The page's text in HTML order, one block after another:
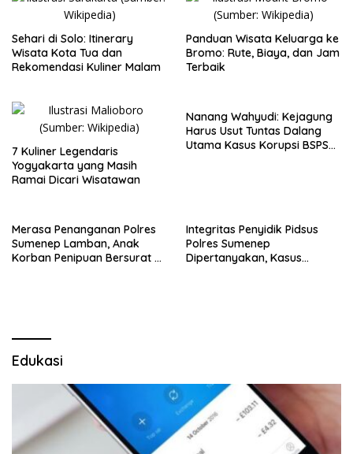
Sehari di Solo: Itinerary
Wisata Kota Tua dan
Rekomendasi Kuliner Malam
Panduan Wisata Keluarga ke
Bromo: Rute, Biaya, dan Jam
Terbaik
7 Kuliner Legendaris
Yogyakarta yang Masih
Ramai Dicari Wisatawan
Nanang Wahyudi: Kejagung
Harus Usut Tuntas Dalang
Utama Kasus Korupsi BSPS
Merasa Penanganan Polres
Sumenep Lamban, Anak
Korban Penipuan Bersurat ke
Integritas Penyidik Pidsus
Polres Sumenep
Dipertanyakan, Kasus
Edukasi